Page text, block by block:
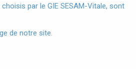
par le GIE SESAM-Vitale, sont
de notre site.